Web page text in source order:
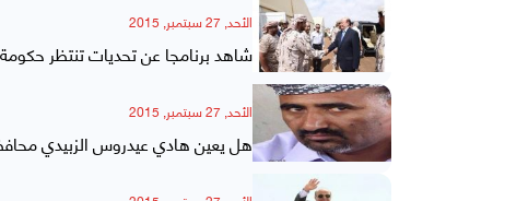
الأحد, 27 سبتمبر, 2015
شاهد برنامجا عن تحديات تنتظر
الأحد, 27 سبتمبر, 2015
هل يعين هادي عيدروس الزبيدي